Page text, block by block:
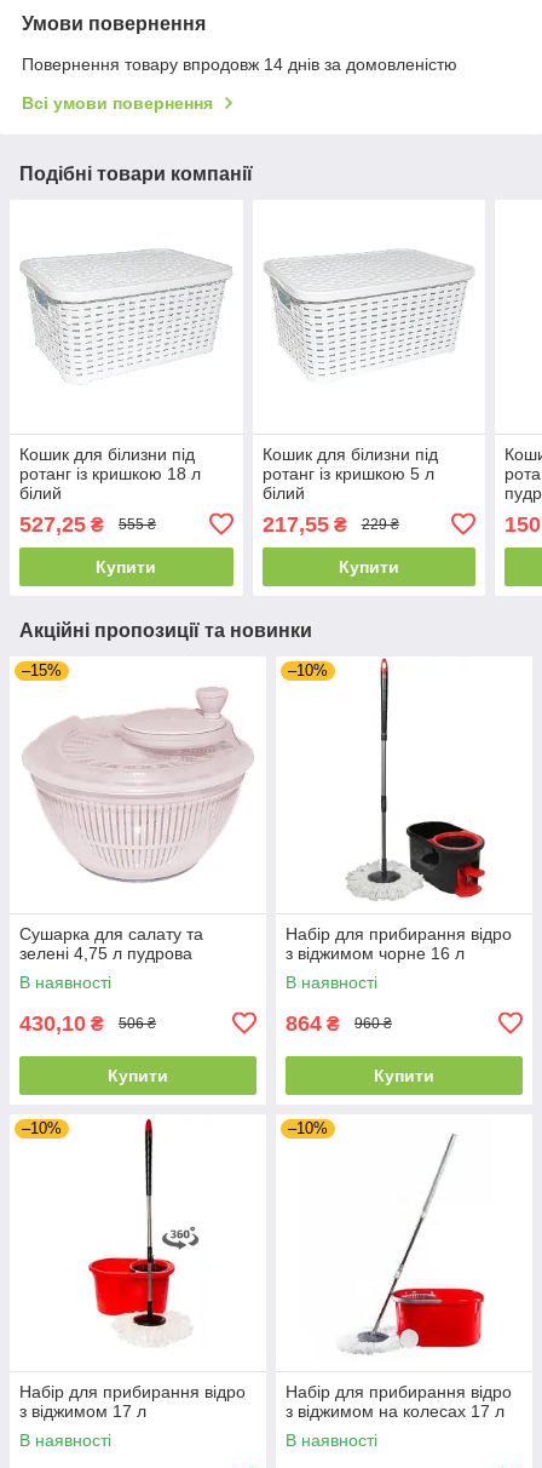
Умови повернення
Повернення товару впродовж 14 днів за домовленістю
Всі умови повернення
Подібні товари компанії
Кошик для білизни під
ротанг із кришкою 18 л
білий
527,25 ₴ 555 ₴
Купити
Кошик для білизни під
ротанг із кришкою 5 л
білий
217,55₴ 229 ₴
Купити
Акційні пропозиції та новинки
–15%
Сушарка для салату та
зелені 4,75 л пудрова
В наявності
430,10 ₴ 506 ₴
Купити
–10%
Набір для прибирання відро
з віджимом чорне 16 л
В наявності
864 ₴ 960 ₴
Купити
–10%
Набір для прибирання відро
з віджимом 17 л
В наявності
–10%
Набір для прибирання відро
з віджимом на колесах 17 л
В наявності